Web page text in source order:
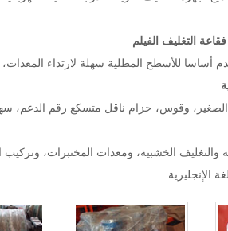
التغليف الفيلم
للأسطح المطلية سهلة لارتداء المعدات،
وقوس، حزام ناقل متسكع رقم الدعم،
والتغليف الخشبية، ومعدات المختبرات، وتركيب
الإنجليزية.